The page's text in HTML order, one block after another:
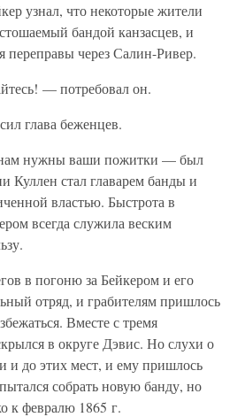
узнал, что некоторые жители
бандой канзасцев, и
переправы через Салин-Ривер.
— потребовал он.
глава беженцев.
нужны ваши пожитки — был
Куллен стал главарем банды и
властью. Быстрота в
всегда служила веским
в погоню за Бейкером и его
отряд, и грабителям пришлось
Вместе с тремя
в округе Дэвис. Но слухи о
и до этих мест, и ему пришлось
собрать новую банду, но
к февралю 1865 г.